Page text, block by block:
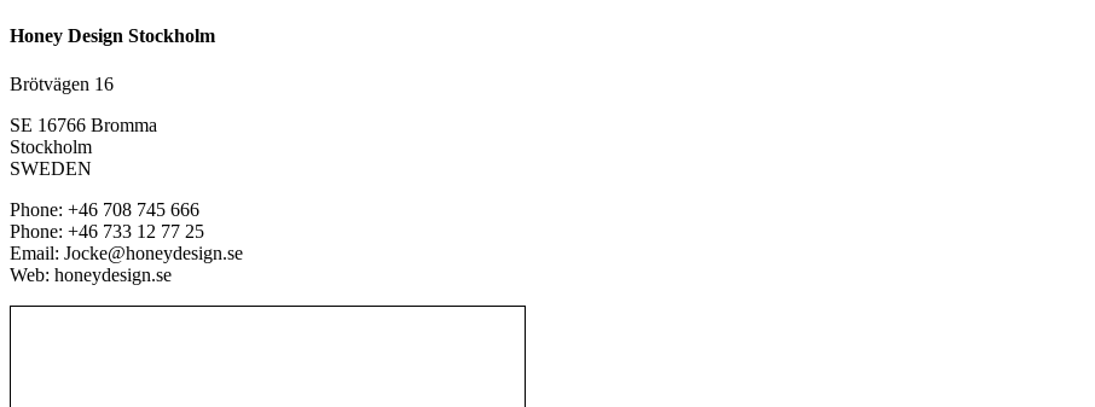
Honey Design Stockholm
Brötvägen 16
SE 16766 Bromma
Stockholm
SWEDEN
Phone: +46 708 745 666
Phone: +46 733 12 77 25
Email: Jocke@honeydesign.se
Web: honeydesign.se